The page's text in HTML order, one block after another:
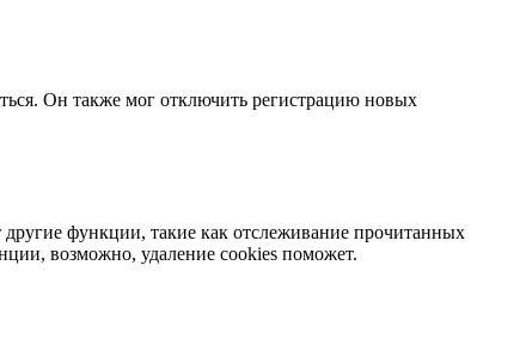
Он также мог отключить регистрацию новых
функции, такие как отслеживание прочитанных
возможно, удаление cookies поможет.